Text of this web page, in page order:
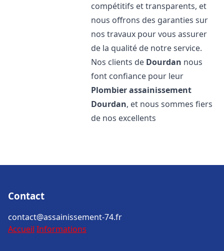
compétitifs et transparents, et
nous offrons des garanties sur
nos travaux pour vous assurer
de la qualité de notre service.
Nos clients de Dourdan nous
font confiance pour leur
Plombier assainissement
Dourdan, et nous sommes fiers
de nos excellents
Contact
contact@assainissement-74.fr
Accueil Informations